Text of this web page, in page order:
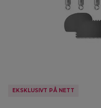
EKSKLUSIVT PÅ NETT